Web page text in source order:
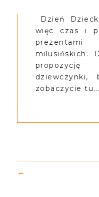
Dzień
więc czas i
milusińskich.
zobaczycie tu...
←